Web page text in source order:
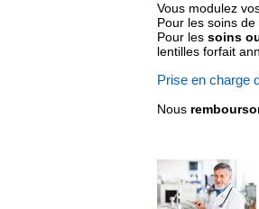
Vous modulez
Pour les soins
Pour les soins
lentilles forfait
Prise en charge
Nous